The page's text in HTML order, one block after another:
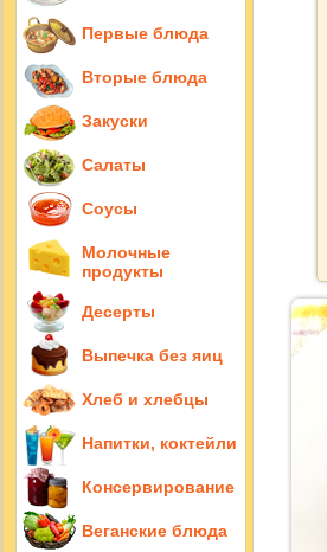
Первые блюда
Вторые блюда
Закуски
Салаты
Соусы
Молочные
продукты
Десерты
Выпечка без яиц
Хлеб и хлебцы
Напитки, коктейли
Консервирование
Веганские блюда